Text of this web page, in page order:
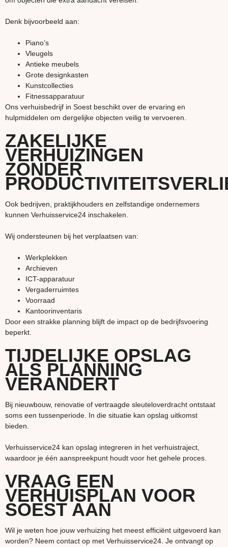
Denk bijvoorbeeld aan:
Piano’s
Vleugels
Antieke meubels
Grote designkasten
Kunstcollecties
Fitnessapparatuur
Ons verhuisbedrijf in Soest beschikt over de ervaring en
hulpmiddelen om dergelijke objecten veilig te vervoeren.
ZAKELIJKE
VERHUIZINGEN
ZONDER
Ook bedrijven, praktijkhouders en zelfstandige ondernemers
kunnen Verhuisservice24 inschakelen.
Wij ondersteunen bij het verplaatsen van:
Werkplekken
Archieven
ICT-apparatuur
Vergaderruimtes
Voorraad
Kantoorinventaris
Door een strakke planning blijft de impact op de bedrijfsvoering
beperkt.
TIJDELIJKE OPSLAG
ALS PLANNING
VERANDERT
Bij nieuwbouw, renovatie of vertraagde sleuteloverdracht ontstaat
soms een tussenperiode. In die situatie kan opslag uitkomst
bieden.
Verhuisservice24 kan opslag integreren in het verhuistraject,
waardoor je één aanspreekpunt houdt voor het gehele proces.
VRAAG EEN
VERHUISPLAN VOOR
SOEST AAN
Wil je weten hoe jouw verhuizing het meest efficiënt uitgevoerd kan
worden? Neem contact op met Verhuisservice24. Je ontvangt op